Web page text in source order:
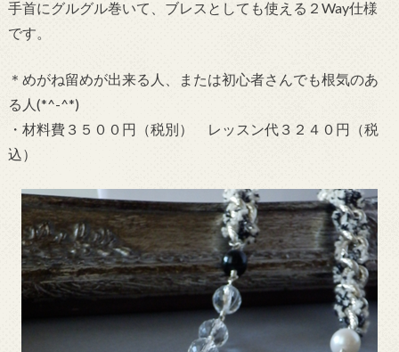
手首にグルグル巻いて、ブレスとしても使える２Way仕様
です。
＊めがね留めが出来る人、または初心者さんでも根気のあ
る人(*^-^*)
・材料費３５００円（税別） レッスン代３２４０円（税
込）